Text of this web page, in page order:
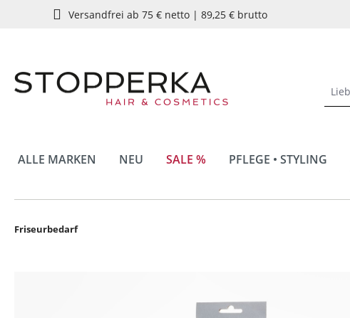
Zur Hauptnavigation springen
Versandfrei ab 75 € netto | 89,25 € brutto
ALLE MARKEN NEU SALE % PFLEGE • STYLING
Friseurbedarf